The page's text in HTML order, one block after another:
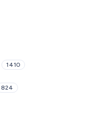
1410
824